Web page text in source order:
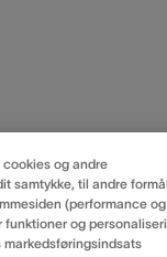
og andre
samtykke, til andre
(performance og
funktioner og